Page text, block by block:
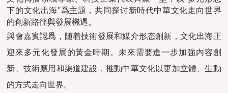
下的文化出海"爲主題，共同探讨新時代中華文化走向世界
的創新路徑與發展機遇。
與會嘉賓認爲，随着技術發展和媒介形态創新，文化出海正
迎來多元化發展的黃金時期。未來需要進一步加強内容創
新、技術應用和渠道建設，推動中華文化以更加立體、生動
的方式走向世界。